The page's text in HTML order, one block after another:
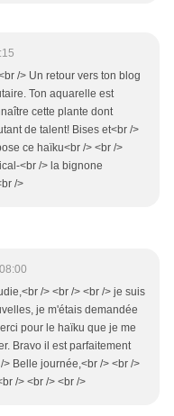
/> Un retour vers ton blog
Ton aquarelle est
cette plante dont
de talent! Bises et<br />
ce haïku<br /> <br />
<br /> la bignone
/>
/> <br /> <br /> je suis
je m'étais demandée
pour le haïku que je me
Bravo il est parfaitement
> Belle journée,<br /> <br />
/> <br /> <br />